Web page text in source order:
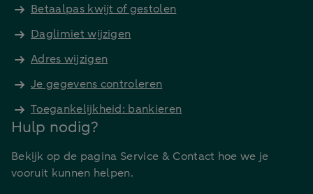
Betaalpas kwijt of gestolen
Daglimiet wijzigen
Adres wijzigen
Je gegevens controleren
Toegankelijkheid: bankieren
Hulp nodig?
Bekijk op de pagina Service & Contact hoe we je
vooruit kunnen helpen.